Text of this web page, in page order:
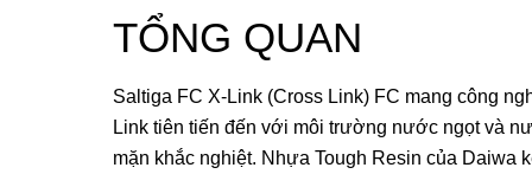
TỔNG QUAN
Saltiga FC X-Link (Cross Link) FC mang công
Link tiên tiến đến với môi trường nước ngọt và
mặn khắc nghiệt. Nhựa Tough Resin của Daiwa